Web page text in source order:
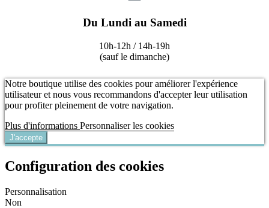
Du Lundi au Samedi
10h-12h / 14h-19h
(sauf le dimanche)
Notre boutique utilise des cookies pour améliorer l'expérience
utilisateur et nous vous recommandons d'accepter leur utilisation
pour profiter pleinement de votre navigation.
Plus d'informations Personnaliser les cookies
J'accepte
Configuration des cookies
Personnalisation
Non